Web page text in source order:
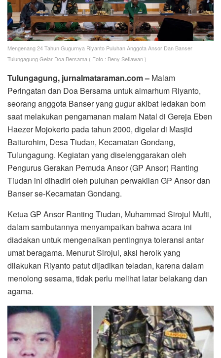
Mengenang 24 Tahun Gugurnya Riyanto Puluhan Anggota Ansor Dan Banser
Tulungagung Gelar Doa Bersama ( Foto : Beny Setiawan )
Tulungagung, jurnalmataraman.com – Malam
Peringatan dan Doa Bersama untuk almarhum Riyanto,
seorang anggota Banser yang gugur akibat ledakan bom
saat melakukan pengamanan malam Natal di Gereja Eben
Haezer Mojokerto pada tahun 2000, digelar di Masjid
Baiturohim, Desa Tiudan, Kecamatan Gondang,
Tulungagung. Kegiatan yang diselenggarakan oleh
Pengurus Gerakan Pemuda Ansor (GP Ansor) Ranting
Tiudan ini dihadiri oleh puluhan perwakilan GP Ansor dan
Banser se-Kecamatan Gondang.
Ketua GP Ansor Ranting Tiudan, Muhammad Sirojul Mufti,
dalam sambutannya menyampaikan bahwa acara ini
diadakan untuk mengenalkan pentingnya toleransi antar
umat beragama. Menurut Sirojul, aksi heroik yang
dilakukan Riyanto patut dijadikan teladan, karena dalam
menolong sesama, tidak perlu melihat latar belakang dan
agama.